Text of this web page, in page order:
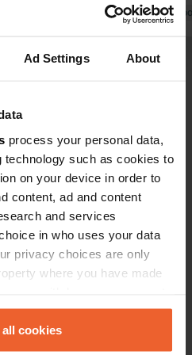
Ad Settings About
process your personal data,
technology such as cookies to
on your device in order to
content, ad and content
and services
in who uses your data
privacy choices are only
where you have made
or by clicking on
cookies
et
faire la
Il suffirait
Ce
Traduit par
venu ici ?